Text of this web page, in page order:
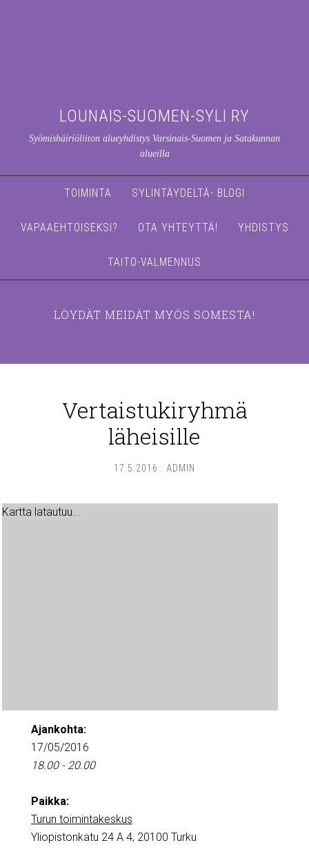
LOUNAIS-SUOMEN-SYLI RY
Syömishäiriöliiton alueyhdistys Varsinais-Suomen ja Satakunnan
alueilla
TOIMINTA SYLINTÄYDELTÄ- BLOGI
VAPAAEHTOISEKSI? OTA YHTEYTTÄ! YHDISTYS
TAITO-VALMENNUS
LÖYDÄT MEIDÄT MYÖS SOMESTA!
Vertaistukiryhmä
läheisille
17.5.2016 : ADMIN
Kartta latautuu...
Ajankohta:
17/05/2016
18.00 - 20.00
Paikka:
Turun toimintakeskus
Yliopistonkatu 24 A 4, 20100 Turku